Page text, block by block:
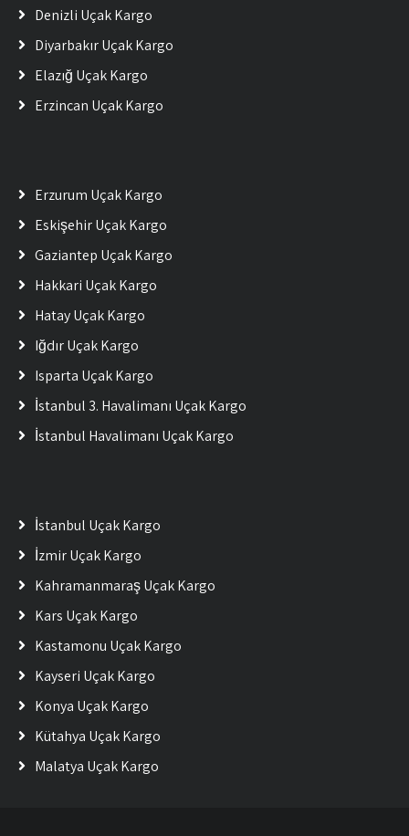
Denizli Uçak Kargo
Diyarbakır Uçak Kargo
Elazığ Uçak Kargo
Erzincan Uçak Kargo
Erzurum Uçak Kargo
Eskişehir Uçak Kargo
Gaziantep Uçak Kargo
Hakkari Uçak Kargo
Hatay Uçak Kargo
Iğdır Uçak Kargo
Isparta Uçak Kargo
İstanbul 3. Havalimanı Uçak Kargo
İstanbul Havalimanı Uçak Kargo
İstanbul Uçak Kargo
İzmir Uçak Kargo
Kahramanmaraş Uçak Kargo
Kars Uçak Kargo
Kastamonu Uçak Kargo
Kayseri Uçak Kargo
Konya Uçak Kargo
Kütahya Uçak Kargo
Malatya Uçak Kargo